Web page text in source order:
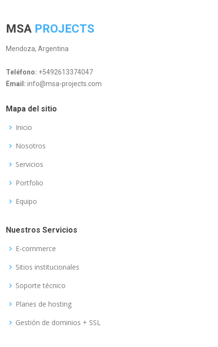
MSA PROJECTS
Mendoza, Argentina
Teléfono: +5492613374047
Email: info@msa-projects.com
Mapa del sitio
Inicio
Nosotros
Servicios
Portfolio
Equipo
Nuestros Servicios
E-commerce
Sitios institucionales
Soporte técnico
Planes de hosting
Gestión de dominios + SSL